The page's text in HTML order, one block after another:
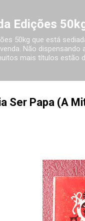
Edições
50kg que está
Não
mais títulos estão
Ser Papa (A